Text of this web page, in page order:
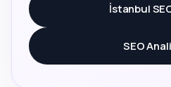
İstanbul
SEO